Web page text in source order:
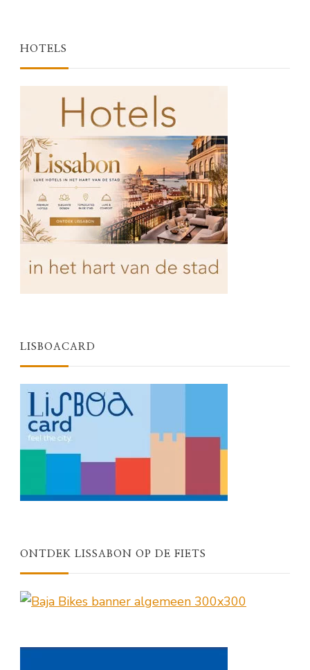
HOTELS
LISBOACARD
ONTDEK LISSABON OP DE FIETS